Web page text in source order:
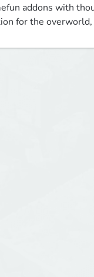
addons with
for the